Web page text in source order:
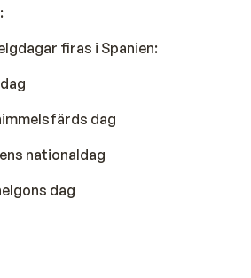
firas i Spanien:
dag
nationaldag
dag